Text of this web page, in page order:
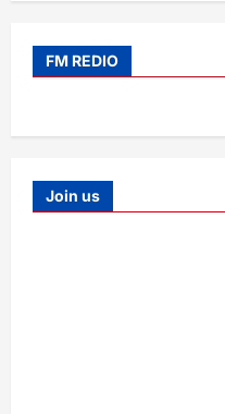
FM REDIO
Join us